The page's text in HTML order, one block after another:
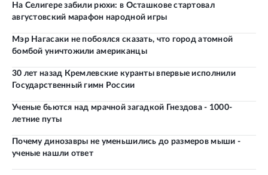
На Селигере забили рюхи: в Осташкове стартовал
августовский марафон народной игры
Мэр Нагасаки не побоялся сказать, что город атомной
бомбой уничтожили американцы
30 лет назад Кремлевские куранты впервые исполнили
Государственный гимн России
Ученые бьются над мрачной загадкой Гнездова - 1000-
летние путы
Почему динозавры не уменьшились до размеров мыши -
ученые нашли ответ